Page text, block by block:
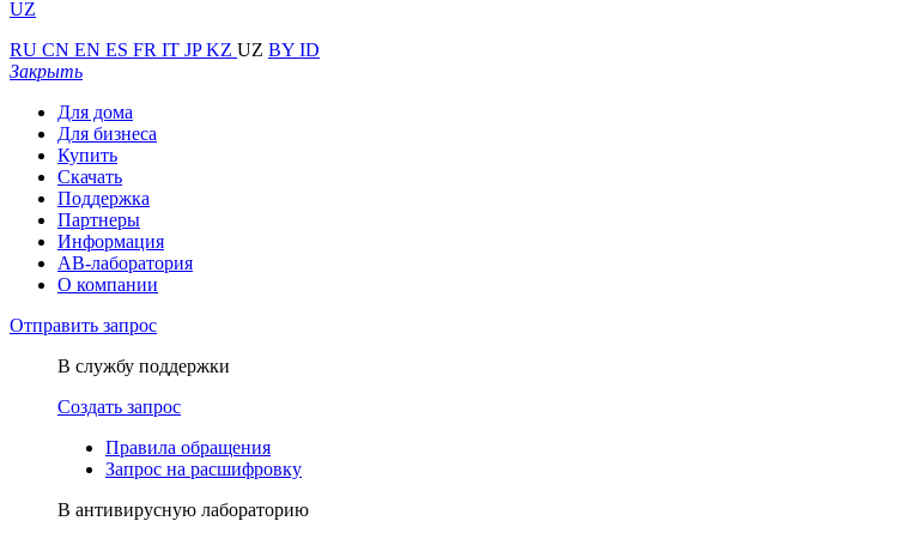
UZ
RU CN EN ES FR IT JPKZ UZ BY ID
Закрыть
Для дома
Для бизнеса
Купить
Скачать
Поддержка
Партнеры
Информация
АВ-лаборатория
О компании
Отправить запрос
В службу поддержки
Создать запрос
Правила обращения
Запрос на расшифровку
В антивирусную лабораторию